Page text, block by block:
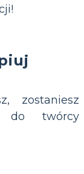
zostaniesz
do twórcy